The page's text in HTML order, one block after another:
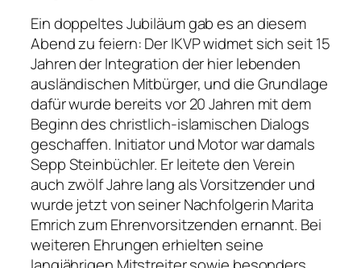
Ein doppeltes Jubiläum gab es an diesem
Abend zu feiern: Der IKVP widmet sich seit 15
Jahren der Integration der hier lebenden
ausländischen Mitbürger, und die Grundlage
dafür wurde bereits vor 20 Jahren mit dem
Beginn des christlich-islamischen Dialogs
geschaffen. Initiator und Motor war damals
Sepp Steinbüchler. Er leitete den Verein
auch zwölf Jahre lang als Vorsitzender und
wurde jetzt von seiner Nachfolgerin Marita
Emrich zum Ehrenvorsitzenden ernannt. Bei
weiteren Ehrungen erhielten seine